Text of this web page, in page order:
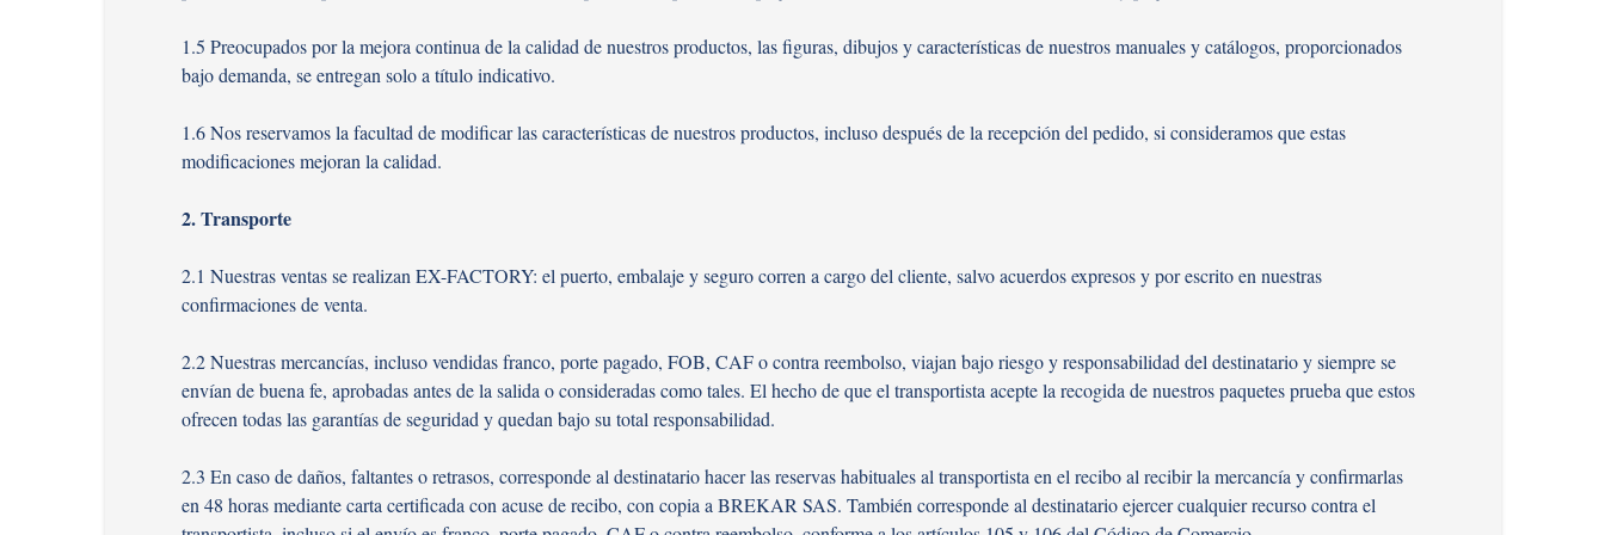
1.5 Preocupados por la mejora continua de la calidad de nuestros productos, las figuras, dibujos y características de nuestros manuales y catálogos, proporcionados
bajo demanda, se entregan solo a título indicativo.
1.6 Nos reservamos la facultad de modificar las características de nuestros productos, incluso después de la recepción del pedido, si consideramos que estas
modificaciones mejoran la calidad.
2. Transporte
2.1 Nuestras ventas se realizan EX-FACTORY: el puerto, embalaje y seguro corren a cargo del cliente, salvo acuerdos expresos y por escrito en nuestras
confirmaciones de venta.
2.2 Nuestras mercancías, incluso vendidas franco, porte pagado, FOB, CAF o contra reembolso, viajan bajo riesgo y responsabilidad del destinatario y siempre se
envían de buena fe, aprobadas antes de la salida o consideradas como tales. El hecho de que el transportista acepte la recogida de nuestros paquetes prueba que estos
ofrecen todas las garantías de seguridad y quedan bajo su total responsabilidad.
2.3 En caso de daños, faltantes o retrasos, corresponde al destinatario hacer las reservas habituales al transportista en el recibo al recibir la mercancía y confirmarlas
en 48 horas mediante carta certificada con acuse de recibo, con copia a BREKAR SAS. También corresponde al destinatario ejercer cualquier recurso contra el